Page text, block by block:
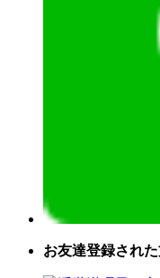
お友達登録され